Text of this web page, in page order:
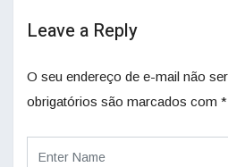
Leave a Reply
O seu endereço de e-mail não
obrigatórios são marcados com *